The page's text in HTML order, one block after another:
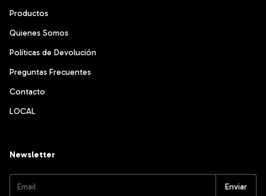
Productos
Quienes Somos
Políticas de Devolución
Preguntas Frecuentes
Contacto
LOCAL
Newsletter